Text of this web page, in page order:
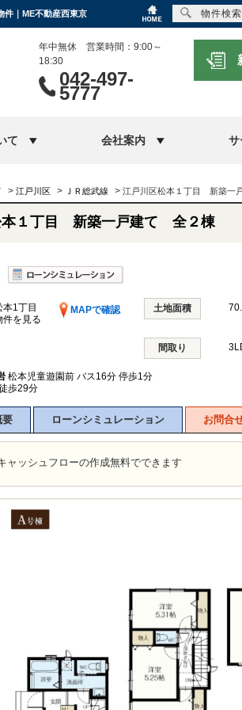
｜ME不動産西東京
年中無休 営業時間：9:00～
18:30
042-497-
5777
て 会社案内
> 江戸川区 > ＪＲ総武線 > 江戸川区松本１丁目 新築一
本１丁目 新築一戸建て 全２棟
1丁目
MAPで確認
件を見る
土地面積
間取り
松本児童遊園前 バス16分 停歩1分
歩29分
要 ローンシミュレーション お問合
ャッシュフローの作成無料でできます
物件検索